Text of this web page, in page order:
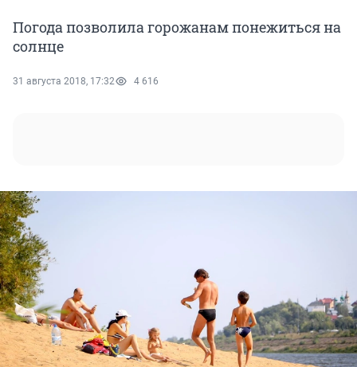
Погода позволила горожанам понежиться на
солнце
31 августа 2018, 17:32 4 616